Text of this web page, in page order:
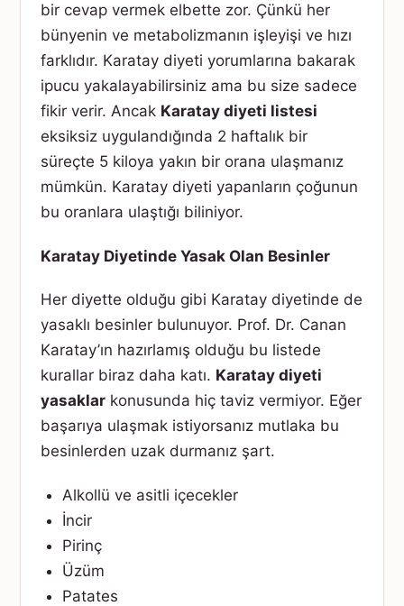
bir cevap vermek elbette zor. Çünkü her
bünyenin ve metabolizmanın işleyişi ve hızı
farklıdır. Karatay diyeti yorumlarına bakarak
ipucu yakalayabilirsiniz ama bu size sadece
fikir verir. Ancak Karatay diyeti listesi
eksiksiz uygulandığında 2 haftalık bir
süreçte 5 kiloya yakın bir orana ulaşmanız
mümkün. Karatay diyeti yapanların çoğunun
bu oranlara ulaştığı biliniyor.
Karatay Diyetinde Yasak Olan Besinler
Her diyette olduğu gibi Karatay diyetinde de
yasaklı besinler bulunuyor. Prof. Dr. Canan
Karatay’ın hazırlamış olduğu bu listede
kurallar biraz daha katı. Karatay diyeti
yasaklar konusunda hiç taviz vermiyor. Eğer
başarıya ulaşmak istiyorsanız mutlaka bu
besinlerden uzak durmanız şart.
Alkollü ve asitli içecekler
İncir
Pirinç
Üzüm
Patates